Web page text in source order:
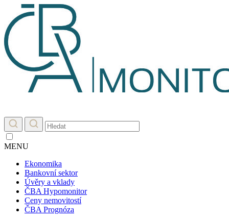
MENU
Ekonomika
Bankovní sektor
Úvěry a vklady
ČBA Hypomonitor
Ceny nemovitostí
ČBA Prognóza